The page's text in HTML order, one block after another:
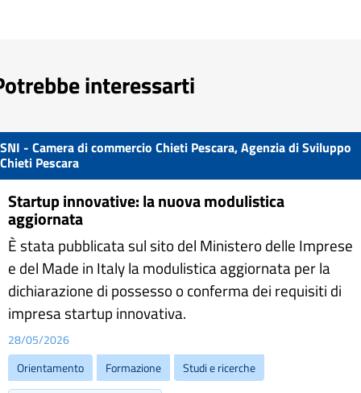
interessarti
SNI - Camera di commercio Chieti Pescara, Agenzia di Sviluppo
Chieti Pescara
Startup innovative: la nuova modulistica
aggiornata
È stata pubblicata sul sito del Ministero delle Imprese
e del Made in Italy la modulistica aggiornata per la
dichiarazione di possesso o conferma dei requisiti di
impresa startup innovativa.
28/05/2026
Orientamento
Formazione Studi e ricerche